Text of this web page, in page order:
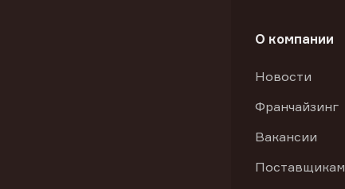
О компании
Новости
Франчайзинг
Вакансии
Поставщикам